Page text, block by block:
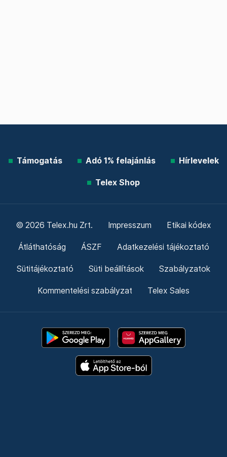
Támogatás Adó 1% felajánlás Hírlevelek
Telex Shop
© 2026 Telex.hu Zrt. Impresszum Etikai kódex
Átláthatóság ÁSZF Adatkezelési tájékoztató
Sütitájékoztató Süti beállítások Szabályzatok
Kommentelési szabályzat Telex Sales